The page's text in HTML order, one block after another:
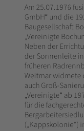
Am 25.07.1976
GmbH“ und die
Baugesellschaft
„Vereinigte
Neben der
der Sonnenleite
früheren
Weitmar widmete
auch Groß-
„Vereinigte“ ab
für die
(„Kappskolonie“)